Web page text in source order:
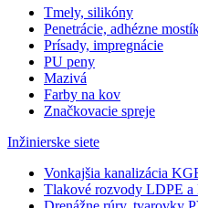
Tmely, silikóny
Penetrácie, adhézne
Prísady, impregnácie
PU peny
Mazivá
Farby na kov
Značkovacie spreje
Inžinierske siete
Vonkajšia kanalizácia
Tlakové rozvody LDPE a